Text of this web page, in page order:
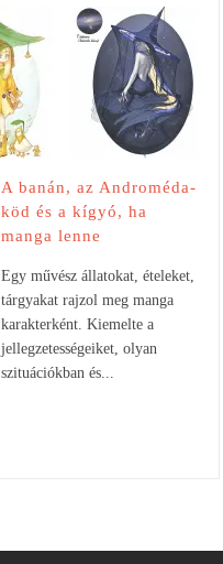
A banán, az Androméda-
köd és a kígyó, ha
manga lenne
Egy művész állatokat, ételeket,
tárgyakat rajzol meg manga
karakterként. Kiemelte a
jellegzetességeiket, olyan
szituációkban és...